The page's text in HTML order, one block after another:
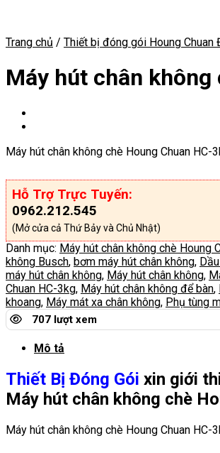
Trang chủ / Thiết bị đóng gói Houng Chuan
Máy hút chân không
Máy hút chân không chè Houng Chuan
Hỗ Trợ Trực Tuyến:
0962.212.545
(Mở cửa cả Thứ Bảy và Chủ Nhật)
Danh mục: Máy hút chân không chè Houng
không Busch, bơm máy hút chân không,
máy hút chân không, Máy hút chân không,
Chuan HC-3kg, Máy hút chân không để bàn,
khoang, Máy mát xa chân không, Phụ tùng
707 lượt xem
Mô tả
Thiết Bị Đóng Gói xin giới
Máy hút chân không chè
Máy hút chân không chè Houng Chuan